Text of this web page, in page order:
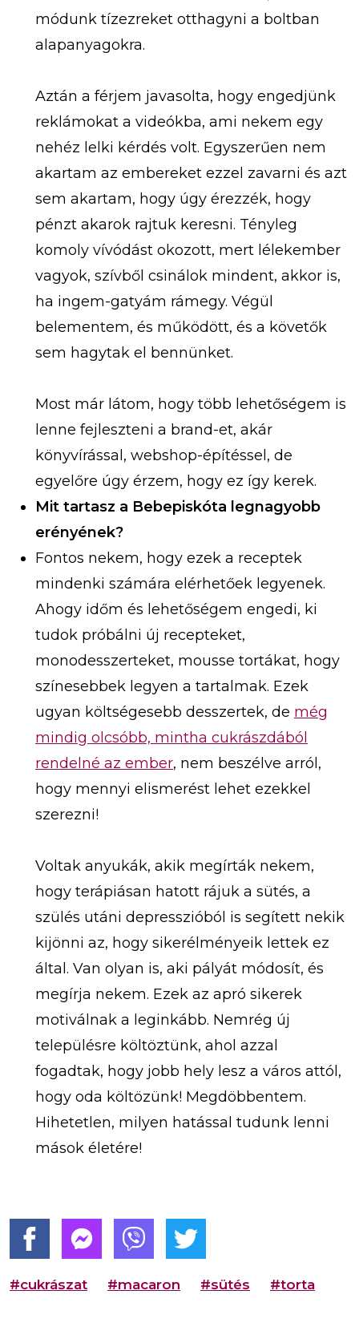
módunk tízezreket otthagyni a boltban
alapanyagokra.
Aztán a férjem javasolta, hogy engedjünk
reklámokat a videókba, ami nekem egy
nehéz lelki kérdés volt. Egyszerűen nem
akartam az embereket ezzel zavarni és azt
sem akartam, hogy úgy érezzék, hogy
pénzt akarok rajtuk keresni. Tényleg
komoly vívódást okozott, mert lélekember
vagyok, szívből csinálok mindent, akkor is,
ha ingem-gatyám rámegy. Végül
belementem, és működött, és a követők
sem hagytak el bennünket.
Most már látom, hogy több lehetőségem is
lenne fejleszteni a brand-et, akár
könyvírással, webshop-építéssel, de
egyelőre úgy érzem, hogy ez így kerek.
Mit tartasz a Bebepiskóta legnagyobb
erényének?
Fontos nekem, hogy ezek a receptek
mindenki számára elérhetőek legyenek.
Ahogy időm és lehetőségem engedi, ki
tudok próbálni új recepteket,
monodesszerteket, mousse tortákat, hogy
színesebbek legyen a tartalmak. Ezek
ugyan költségesebb desszertek, de még
mindig olcsóbb, mintha cukrászdából
rendelné az ember, nem beszélve arról,
hogy mennyi elismerést lehet ezekkel
szerezni!
Voltak anyukák, akik megírták nekem,
hogy terápiásan hatott rájuk a sütés, a
szülés utáni depresszióból is segített nekik
kijönni az, hogy sikerélményeik lettek ez
által. Van olyan is, aki pályát módosít, és
megírja nekem. Ezek az apró sikerek
motiválnak a leginkább. Nemrég új
településre költöztünk, ahol azzal
fogadtak, hogy jobb hely lesz a város attól,
hogy oda költözünk! Megdöbbentem.
Hihetetlen, milyen hatással tudunk lenni
mások életére!
#cukrászat #macaron #sütés #torta